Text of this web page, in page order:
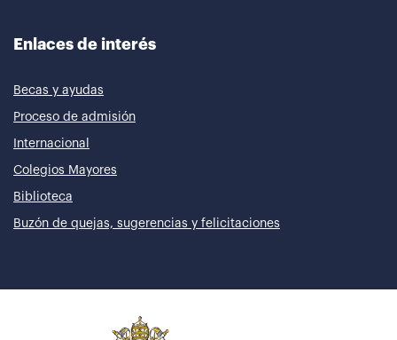
Enlaces de interés
Becas y ayudas
Proceso de admisión
Internacional
Colegios Mayores
Biblioteca
Buzón de quejas, sugerencias y felicitaciones